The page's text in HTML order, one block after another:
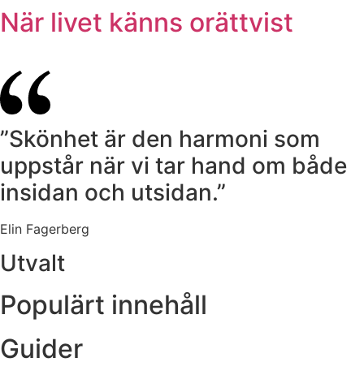
När livet känns orättvist
”Skönhet är den harmoni som
uppstår när vi tar hand om både
insidan och utsidan.”
Elin Fagerberg
Utvalt
Populärt innehåll
Guider